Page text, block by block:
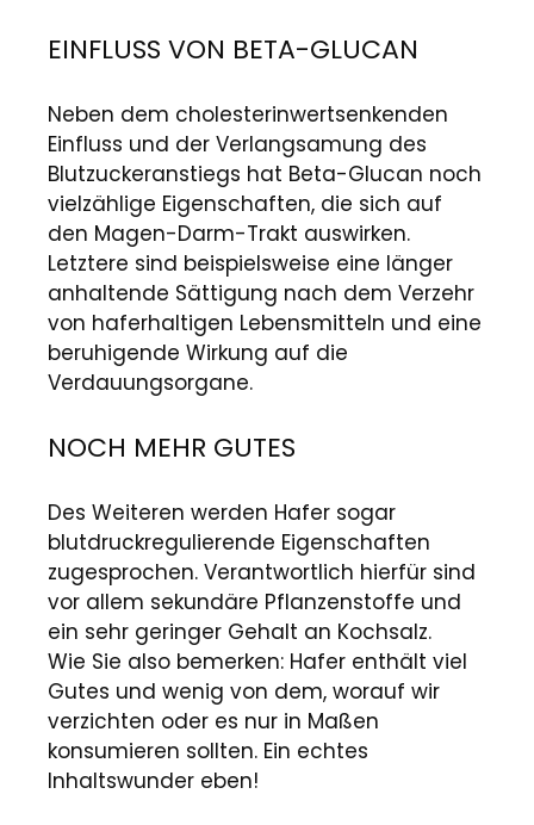
EINFLUSS VON BETA-GLUCAN
Neben dem cholesterinwertsenkenden
Einfluss und der Verlangsamung des
Blutzuckeranstiegs hat Beta-Glucan noch
vielzählige Eigenschaften, die sich auf
den Magen-Darm-Trakt auswirken.
Letztere sind beispielsweise eine länger
anhaltende Sättigung nach dem Verzehr
von haferhaltigen Lebensmitteln und eine
beruhigende Wirkung auf die
Verdauungsorgane.
NOCH MEHR GUTES
Des Weiteren werden Hafer sogar
blutdruckregulierende Eigenschaften
zugesprochen. Verantwortlich hierfür sind
vor allem sekundäre Pflanzenstoffe und
ein sehr geringer Gehalt an Kochsalz.
Wie Sie also bemerken: Hafer enthält viel
Gutes und wenig von dem, worauf wir
verzichten oder es nur in Maßen
konsumieren sollten. Ein echtes
Inhaltswunder eben!